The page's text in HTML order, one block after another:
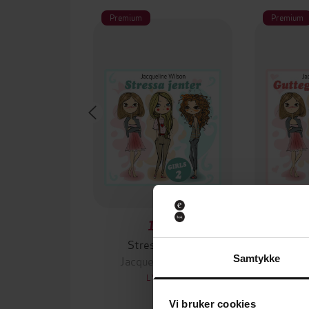
Samtykke
Vi bruker cookies
Premium
179,-
Stressa jenter
Jacqueline Wilson
LYDBOK
Premium